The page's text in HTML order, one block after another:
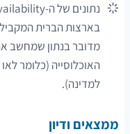
בארצות הברית
מדובר בנתון שמחשב
האוכלוסייה (כלומר
למדינה).
ממצאים ודיון